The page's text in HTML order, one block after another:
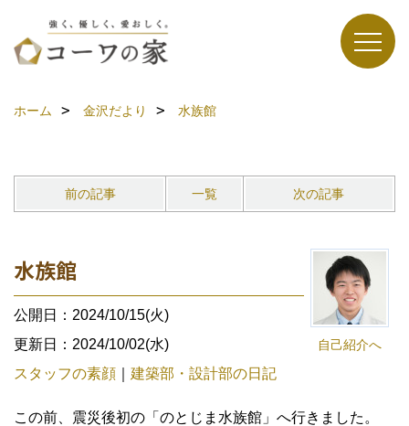
ホーム 金沢だより 水族館
前の記事 一覧 次の記事
自己紹介へ
水族館
公開日：2024/10/15(火)
更新日：2024/10/02(水)
スタッフの素顔
建築部・設計部の日記
この前、震災後初の「のとじま水族館」へ行きました。